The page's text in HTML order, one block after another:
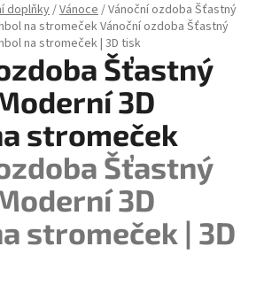
doplňky/Vánoce/Vánoční ozdoba Šťastný
na stromečekVánoční ozdoba Šťastný
na stromeček | 3D tisk
Šťastný
3D
stromeček
Šťastný
3D
stromeček | 3D